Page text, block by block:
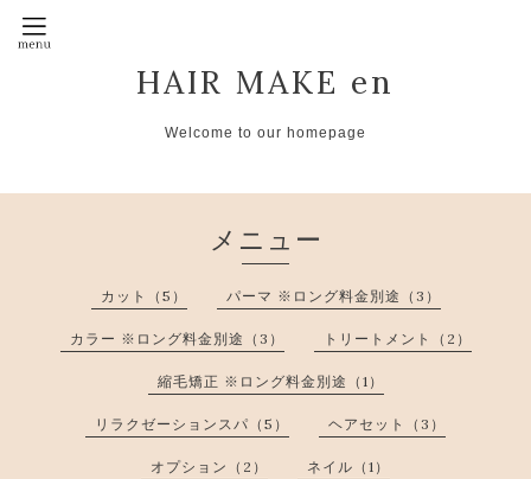
HAIR MAKE en
Welcome to our homepage
メニュー
カット（5） パーマ ※ロング料金別途（3）
カラー ※ロング料金別途（3） トリートメント（2）
縮毛矯正 ※ロング料金別途（1）
リラクゼーションスパ（5） ヘアセット（3）
オプション（2） ネイル（1）